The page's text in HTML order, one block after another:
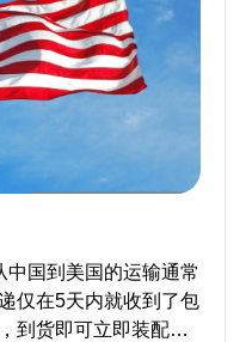
中国到美国的运输通常
仅在5天内就收到了包
到货即可立即装配使